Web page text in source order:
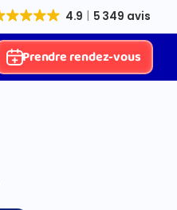
Prendre rendez-vous